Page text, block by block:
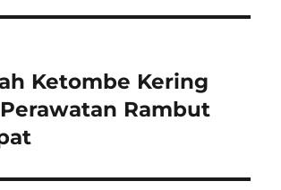
Ketombe Kering
Rambut